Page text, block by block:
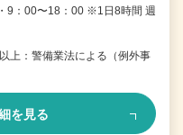
9：00〜18：00 ※1日8時間 週
上：警備業法による（例外事
を見る